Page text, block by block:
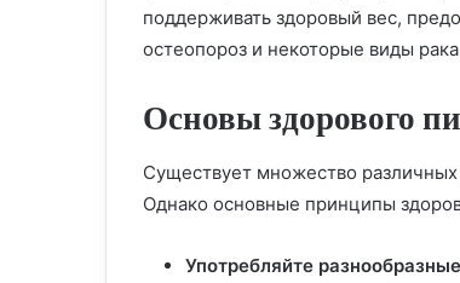
поддерживать здоровый вес,
остеопороз и некоторые виды
Основы здорового
Существует множество
Однако основные принципы
Употребляйте